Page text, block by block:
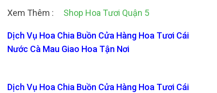
Xem Thêm : Shop Hoa Tươi Quận 5
Dịch Vụ Hoa Chia Buồn Cửa Hàng Hoa Tươi Cái
Nước Cà Mau Giao Hoa Tận Nơi
Dịch Vụ Hoa Chia Buồn Cửa Hàng Hoa Tươi Cái